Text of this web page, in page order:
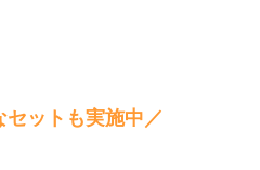
セットも実施中／